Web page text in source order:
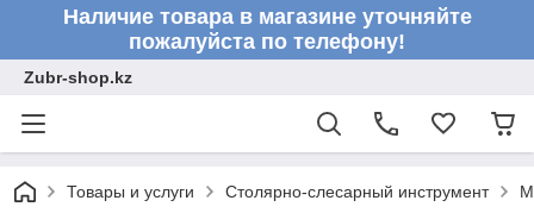
Наличие товара в магазине уточняйте
пожалуйста по телефону!
Zubr-shop.kz
Товары и услуги Столярно-слесарный инструмент